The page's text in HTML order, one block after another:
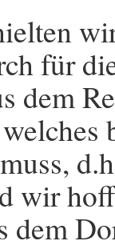
für
dem
wir
dem